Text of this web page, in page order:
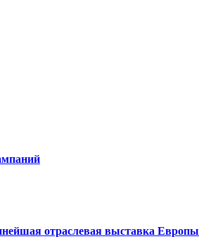
отраслевая выставка Европы